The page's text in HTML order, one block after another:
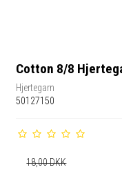
Cotton 8/8
Hjertegarn
50127150
18,00 DKK